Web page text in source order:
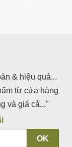
& hiệu quả...
từ cửa hàng
và giá cả..."